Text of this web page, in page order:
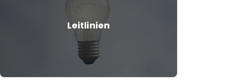
Leitlinien